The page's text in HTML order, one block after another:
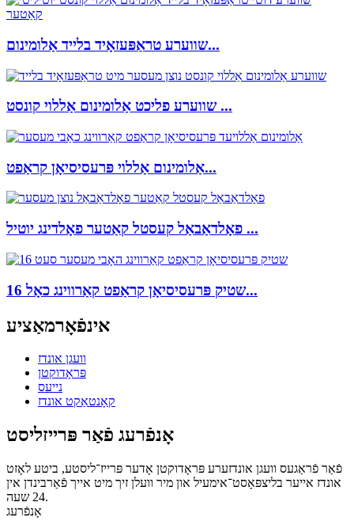
שווערע טראַפּעזאָיד בלייד אַלומינום...
שווערע פליכט אַלומינום אַללוי קונסט ...
אַלומינום אַללוי פּרעסיסיאָן קראַפט...
פאָלדאַבאַל קעסטל קאַטער פאָלדינג יוטיל ...
16 שטיק פּרעסיסיאָן קראַפט קאַרווינג כאָל...
אינפֿאָרמאַציע
וועגן אונדז
פּראָדוקטן
נייעס
קאָנטאַקט אונדז
אָנפֿרעג פֿאַר פּרייזליסט
פֿאַר פֿראַגעס וועגן אונדזערע פּראָדוקטן אָדער פּרייז־ליסטע, ביטע לאָזט
אונדז אייער בליצפּאָסט־אימעיל און מיר וועלן זיך מיט אייך פֿאַרבינדן אין
24 שעה.
אָנפֿרעג